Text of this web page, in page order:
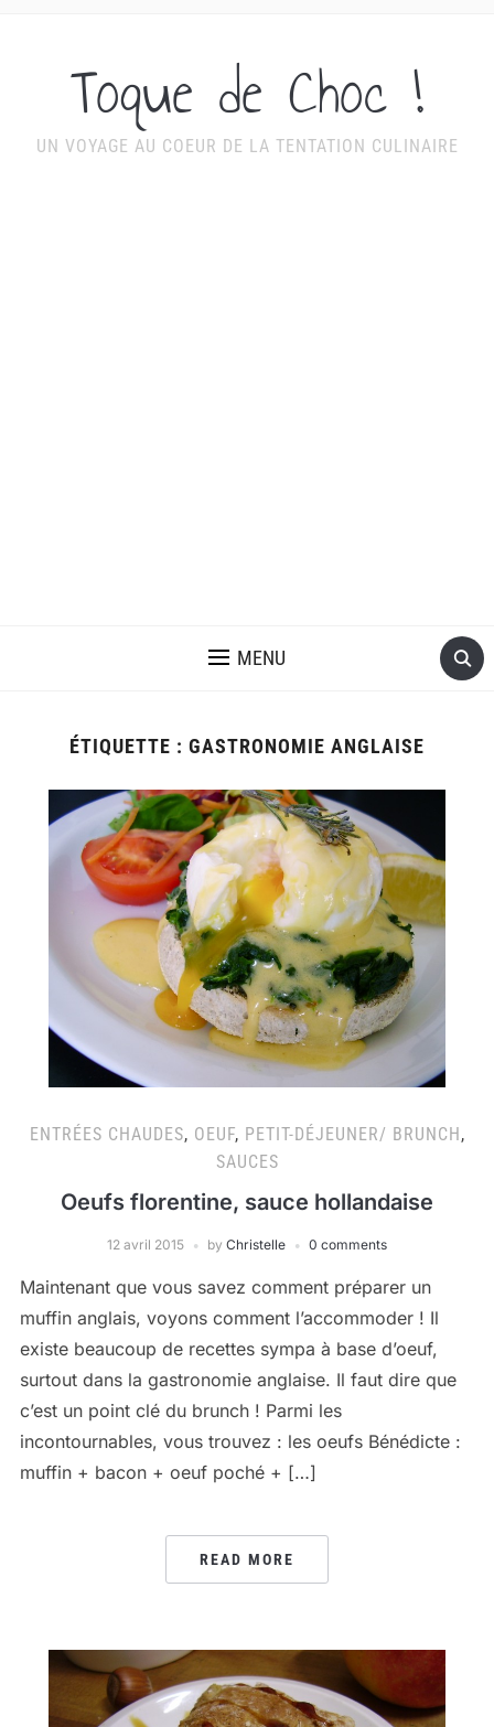
Toque de Choc !
UN VOYAGE AU COEUR DE LA TENTATION CULINAIRE
MENU
ÉTIQUETTE : GASTRONOMIE ANGLAISE
ENTRÉES CHAUDES, OEUF, PETIT-DÉJEUNER/ BRUNCH,
SAUCES
Oeufs florentine, sauce hollandaise
12 avril 2015 by Christelle 0 comments
Maintenant que vous savez comment préparer un
muffin anglais, voyons comment l’accommoder ! Il
existe beaucoup de recettes sympa à base d’oeuf,
surtout dans la gastronomie anglaise. Il faut dire que
c’est un point clé du brunch ! Parmi les
incontournables, vous trouvez : les oeufs Bénédicte :
muffin + bacon + oeuf poché + […]
READ MORE